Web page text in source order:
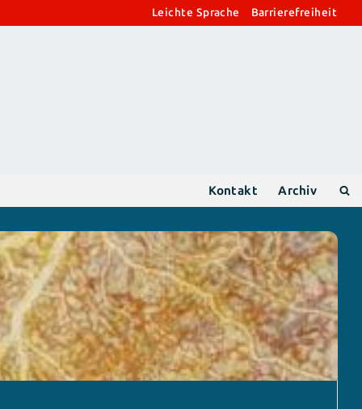
Leichte Sprache Barrierefreiheit
Kontakt Archiv